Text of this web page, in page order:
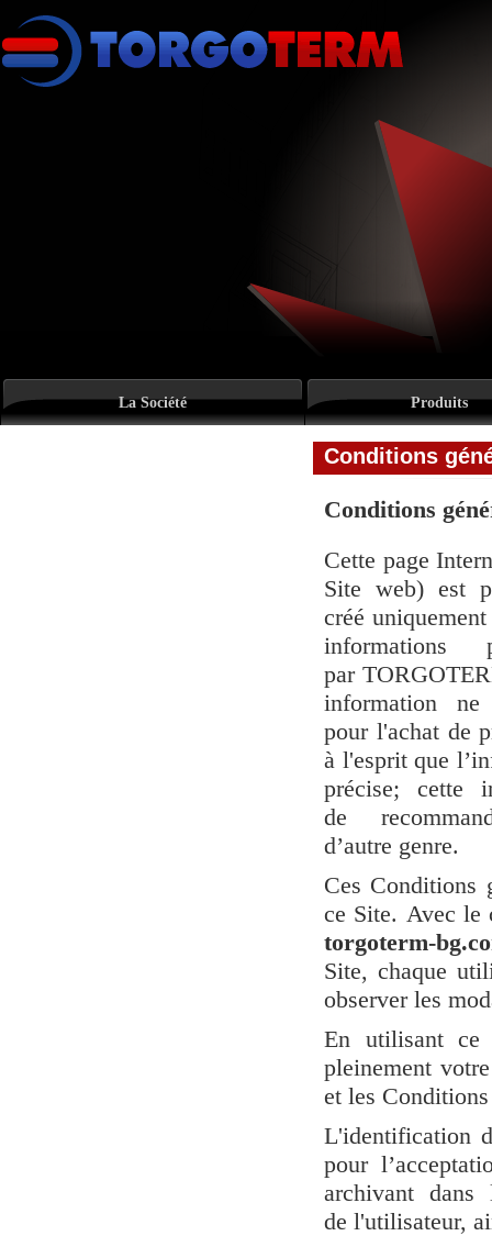
La Société Produits
Conditions
Conditions
Cette page
Site web) est
créé
par
information
pour l'achat de
à l'esprit que
précise; cette
de
d’autre genre.
Ces Conditions
ce Site. Avec le
torgoterm-
Site, chaque
observer les
En utilisant ce
pleinement
et les
L'identification
pour
archivant
de l'utilisateur,